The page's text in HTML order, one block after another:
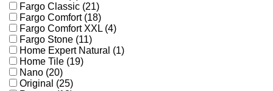
Fargo Classic (21)
Fargo Comfort (18)
Fargo Comfort XXL (4)
Fargo Stone (11)
Home Expert Natural (1)
Home Tile (19)
Nano (20)
Original (25)